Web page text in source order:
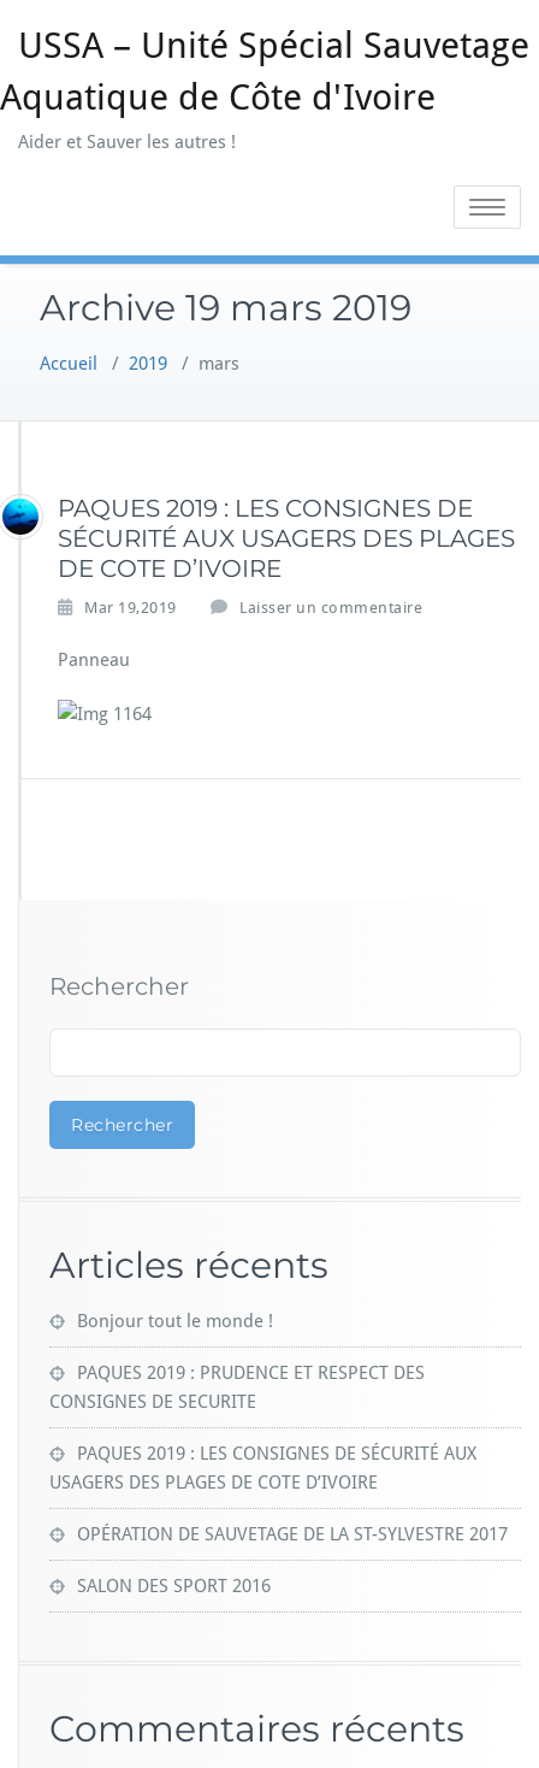
USSA – Unité Spécial Sauvetage
Aquatique de Côte d'Ivoire
Aider et Sauver les autres !
Toggle
Archive 19 mars 2019
Accueil / 2019 / mars
PAQUES 2019 : LES CONSIGNES DE
SÉCURITÉ AUX USAGERS DES PLAGES
DE COTE D’IVOIRE
Mar 19,2019 Laisser un commentaire
Panneau
Rechercher
Rechercher
Articles récents
Bonjour tout le monde !
PAQUES 2019 : PRUDENCE ET RESPECT DES
CONSIGNES DE SECURITE
PAQUES 2019 : LES CONSIGNES DE SÉCURITÉ AUX
USAGERS DES PLAGES DE COTE D’IVOIRE
OPÉRATION DE SAUVETAGE DE LA ST-SYLVESTRE 2017
SALON DES SPORT 2016
Commentaires récents